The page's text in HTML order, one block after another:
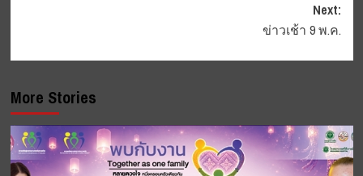
Next:
ข่าวเช้า 9 พ.ค.
More Stories